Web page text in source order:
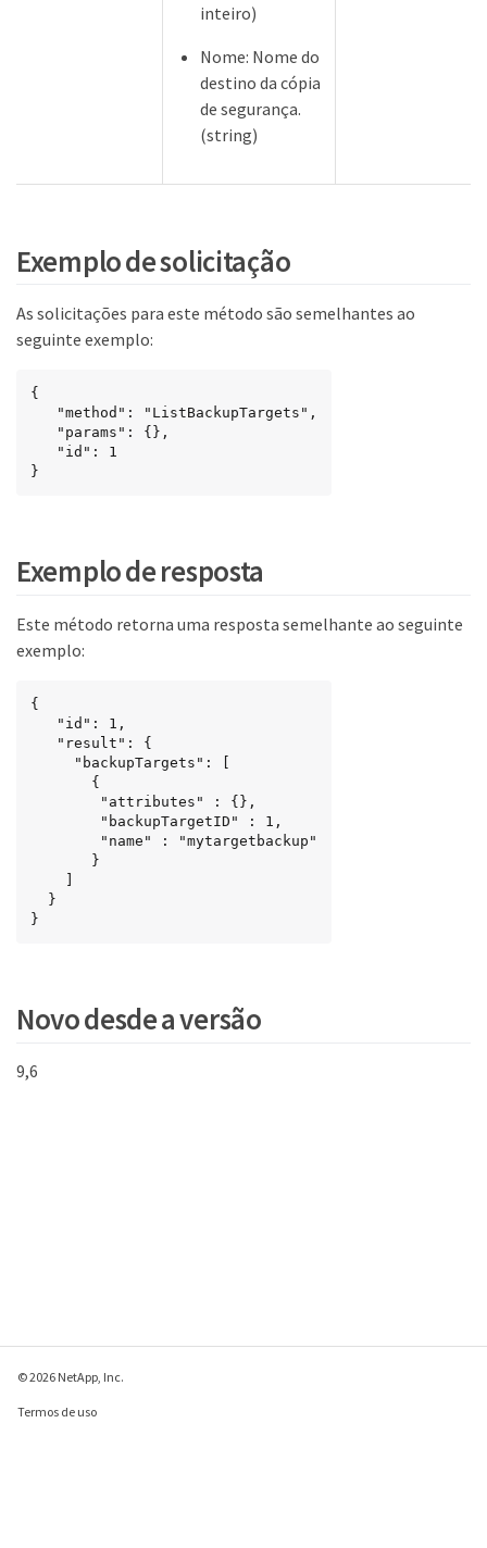
inteiro)
Nome: Nome do
destino da cópia
de segurança.
(string)
Exemplo de solicitação
As solicitações para este método são semelhantes ao
seguinte exemplo:
{
}
Exemplo de resposta
Este método retorna uma resposta semelhante ao seguinte
exemplo:
{
}
Novo desde a versão
9,6
© 2026 NetApp, Inc.
Termos de uso